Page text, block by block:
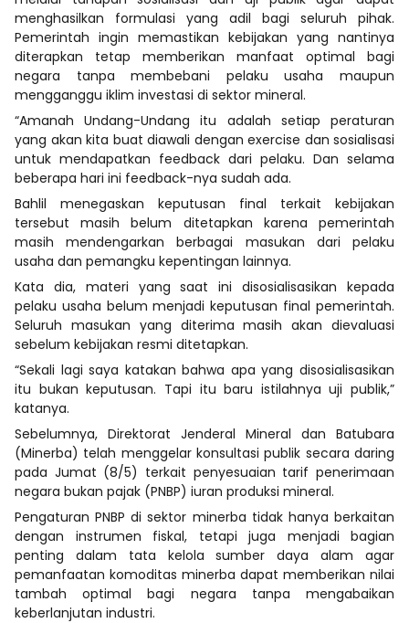
menghasilkan formulasi yang adil bagi seluruh pihak.
Pemerintah ingin memastikan kebijakan yang nantinya
diterapkan tetap memberikan manfaat optimal bagi
negara tanpa membebani pelaku usaha maupun
mengganggu iklim investasi di sektor mineral.
“Amanah Undang-Undang itu adalah setiap peraturan
yang akan kita buat diawali dengan exercise dan sosialisasi
untuk mendapatkan feedback dari pelaku. Dan selama
beberapa hari ini feedback-nya sudah ada.
Bahlil menegaskan keputusan final terkait kebijakan
tersebut masih belum ditetapkan karena pemerintah
masih mendengarkan berbagai masukan dari pelaku
usaha dan pemangku kepentingan lainnya.
Kata dia, materi yang saat ini disosialisasikan kepada
pelaku usaha belum menjadi keputusan final pemerintah.
Seluruh masukan yang diterima masih akan dievaluasi
sebelum kebijakan resmi ditetapkan.
“Sekali lagi saya katakan bahwa apa yang disosialisasikan
itu bukan keputusan. Tapi itu baru istilahnya uji publik,”
katanya.
Sebelumnya, Direktorat Jenderal Mineral dan Batubara
(Minerba) telah menggelar konsultasi publik secara daring
pada Jumat (8/5) terkait penyesuaian tarif penerimaan
negara bukan pajak (PNBP) iuran produksi mineral.
Pengaturan PNBP di sektor minerba tidak hanya berkaitan
dengan instrumen fiskal, tetapi juga menjadi bagian
penting dalam tata kelola sumber daya alam agar
pemanfaatan komoditas minerba dapat memberikan nilai
tambah optimal bagi negara tanpa mengabaikan
keberlanjutan industri.